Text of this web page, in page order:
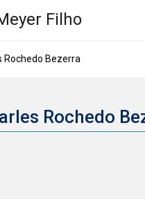
Filho
Rochedo Bezerra
Rochedo